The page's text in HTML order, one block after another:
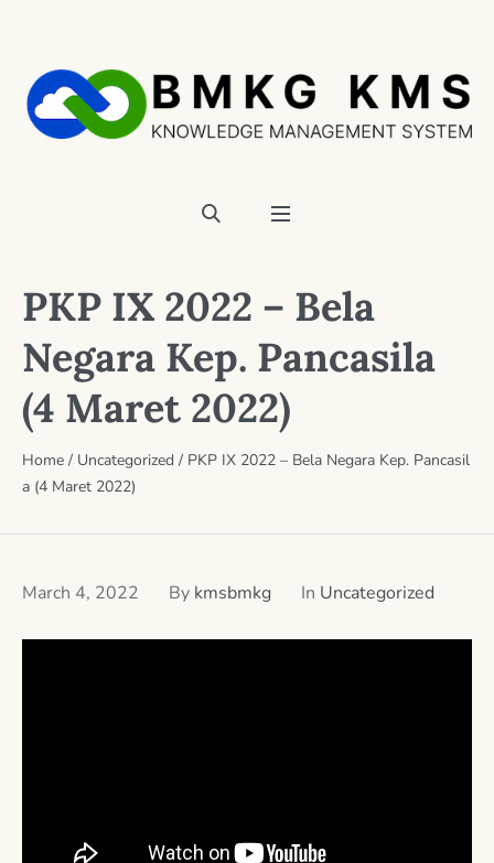
PKP IX 2022 – Bela
Negara Kep. Pancasila
(4 Maret 2022)
Home / Uncategorized / PKP IX 2022 – Bela Negara Kep. Pancasil
a (4 Maret 2022)
March 4, 2022 By kmsbmkg In Uncategorized